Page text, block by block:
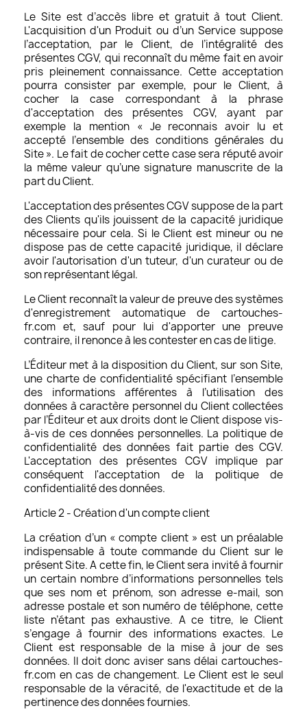
Le Site est d’accès libre et gratuit à tout Client.
L'acquisition d'un Produit ou d’un Service suppose
l’acceptation, par le Client, de l’intégralité des
présentes CGV, qui reconnaît du même fait en avoir
pris pleinement connaissance. Cette acceptation
pourra consister par exemple, pour le Client, à
cocher la case correspondant à la phrase
d'acceptation des présentes CGV, ayant par
exemple la mention « Je reconnais avoir lu et
accepté l’ensemble des conditions générales du
Site ». Le fait de cocher cette case sera réputé avoir
la même valeur qu’une signature manuscrite de la
part du Client.
L'acceptation des présentes CGV suppose de la part
des Clients qu'ils jouissent de la capacité juridique
nécessaire pour cela. Si le Client est mineur ou ne
dispose pas de cette capacité juridique, il déclare
avoir l'autorisation d'un tuteur, d'un curateur ou de
son représentant légal.
Le Client reconnaît la valeur de preuve des systèmes
d'enregistrement automatique de cartouches-
fr.com et, sauf pour lui d'apporter une preuve
contraire, il renonce à les contester en cas de litige.
L’Éditeur met à la disposition du Client, sur son Site,
une charte de confidentialité spécifiant l’ensemble
des informations afférentes à l’utilisation des
données à caractère personnel du Client collectées
par l’Éditeur et aux droits dont le Client dispose vis-
à-vis de ces données personnelles. La politique de
confidentialité des données fait partie des CGV.
L'acceptation des présentes CGV implique par
conséquent l'acceptation de la politique de
confidentialité des données.
Article 2 - Création d'un compte client
La création d’un « compte client » est un préalable
indispensable à toute commande du Client sur le
présent Site. A cette fin, le Client sera invité à fournir
un certain nombre d’informations personnelles tels
que ses nom et prénom, son adresse e-mail, son
adresse postale et son numéro de téléphone, cette
liste n’étant pas exhaustive. A ce titre, le Client
s’engage à fournir des informations exactes. Le
Client est responsable de la mise à jour de ses
données. Il doit donc aviser sans délai cartouches-
fr.com en cas de changement. Le Client est le seul
responsable de la véracité, de l'exactitude et de la
pertinence des données fournies.